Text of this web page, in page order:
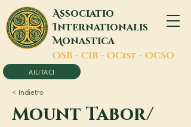
Associatio
Internationalis
Monastica
OSB - CIB - OCist - OCSO
AIUTACI
< Indietro
Mount Tabor/